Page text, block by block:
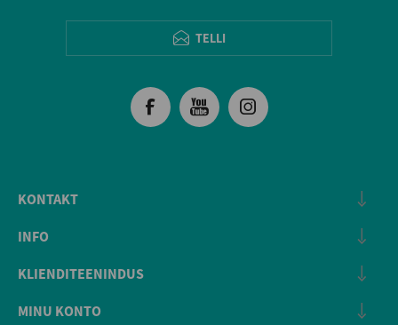
TELLI
KONTAKT
INFO
KLIENDITEENINDUS
MINU KONTO